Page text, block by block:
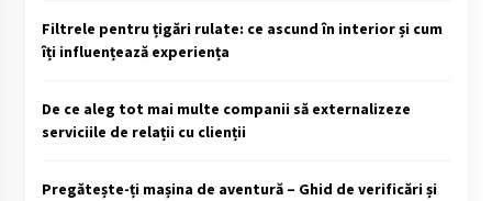
Filtrele pentru țigări rulate: ce ascund în interior și cum
îți influențează experiența
De ce aleg tot mai multe companii să externalizeze
serviciile de relații cu clienții
Pregătește-ți mașina de aventură – Ghid de verificări și